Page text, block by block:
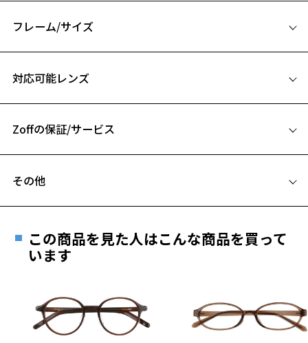
お気に入り
お気に入りに追加済です。
とにデザイン、設計されています。
この平均顔から、顔に対するフレームの最適な位置を算出し、メガネ
と顔のバランスを考えフレーム内の瞳の位置を最適化したり、より良
い位置にメガネが装用できるように鼻パッド位置を調整しています。
②テンプルのクランク形状
モダンの先に金と同じ比重のタングステン合金というレアメタルを内
しています。
ット感も充実させ、かけ心地良く、より快適に過ごせるようになりま
した。
Zoff NEW STANDARD ページをみる
フレーム/サイズ
B ブリッジ(鼻部分)の横幅：16mm
対応可能レンズ
フレームとレンズの合計料金を知りたい方へ
Zoffの保証/サービス
安心1 フレーム１年間品質保証
きます。
※保証期間内に交換が行われた場合、保証期間は初期の期間から
延長されません。
その他
ご希望のお客さまは、「レンズ交換券」をお選びのうえ、
最寄りのZoff実店舗にてレンズをお買い求めください。
※サングラスやパッケージ品では「レンズ交換券」はお選び
談ください。
この商品を見た人はこんな商品を買って
います